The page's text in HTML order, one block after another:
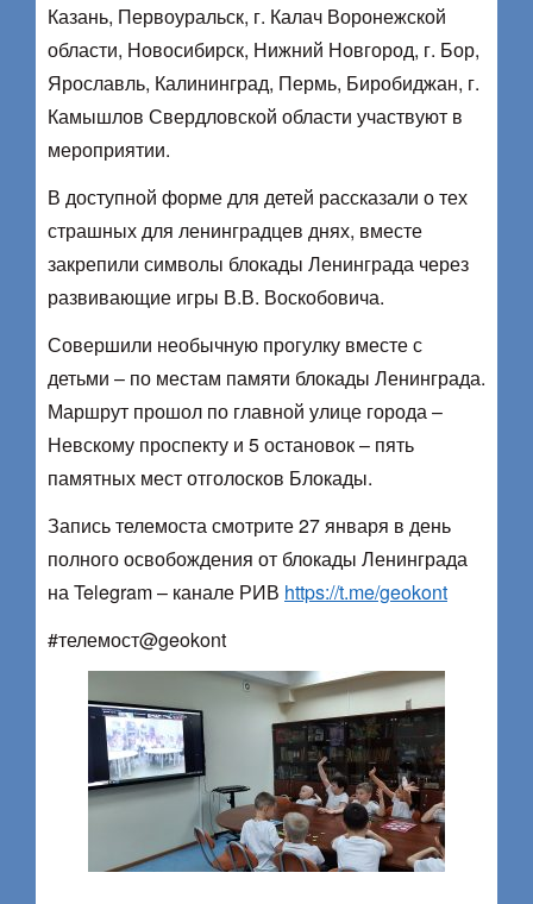
Казань, Первоуральск, г. Калач Воронежской
области, Новосибирск, Нижний Новгород, г. Бор,
Ярославль, Калининград, Пермь, Биробиджан, г.
Камышлов Свердловской области участвуют в
мероприятии.
В доступной форме для детей рассказали о тех
страшных для ленинградцев днях, вместе
закрепили символы блокады Ленинграда через
развивающие игры В.В. Воскобовича.
Совершили необычную прогулку вместе с
детьми – по местам памяти блокады Ленинграда.
Маршрут прошол по главной улице города –
Невскому проспекту и 5 остановок – пять
памятных мест отголосков Блокады.
Запись телемоста смотрите 27 января в день
полного освобождения от блокады Ленинграда
на Telegram – канале РИВ https://t.me/geokont
#телемост@geokont